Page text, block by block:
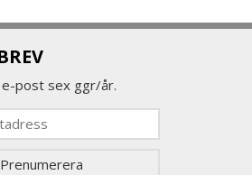
e-post sex ggr/år.